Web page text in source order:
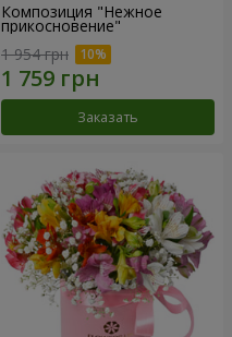
Композиция "Нежное
прикосновение"
1 954 грн
Заказать